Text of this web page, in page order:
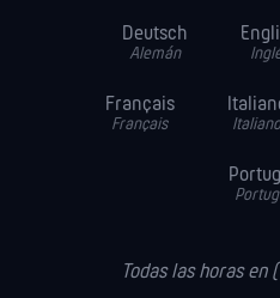
Deutsch
Alemán
Français
Français Italiano
Todas las horas en